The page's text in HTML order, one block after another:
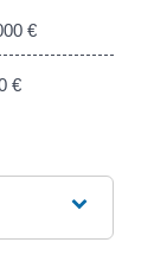
€
€